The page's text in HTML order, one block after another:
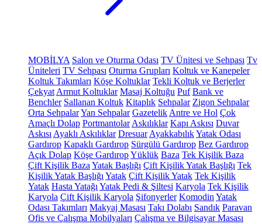
MOBİLYA Salon ve Oturma Odası TV Ünitesi ve Sehpası Tv
Üniteleri TV Sehpası Oturma Grupları Koltuk ve Kanepeler
Koltuk Takımları Köşe Koltuklar Tekli Koltuk ve Berjerler
Çekyat Armut Koltuklar Masaj Koltuğu Puf Bank ve
Benchler Sallanan Koltuk Kitaplık Sehpalar Zigon Sehpalar
Orta SehpalarYan Sehpalar Gazetelik Antre ve Hol Çok
Amaçlı Dolap Portmantolar Askılıklar Kapı Askısı Duvar
Askısı Ayaklı Askılıklar Dresuar AyakkabılıkYatak Odası
Gardırop Kapaklı Gardırop Sürgülü Gardırop Bez Gardırop
Açık Dolap Köşe GardıropYüklük Baza Tek Kişilik Baza
Çift Kişilik Baza Yatak Başlığı Çift Kişilik Yatak Başlığı Tek
Kişilik Yatak Başlığı Yatak Çift Kişilik Yatak Tek Kişilik
Yatak Hasta Yatağı Yatak Pedi & Şiltesi Karyola Tek Kişilik
Karyola Çift Kişilik Karyola Şifonyerler Komodin Yatak
Odası Takımları Makyaj Masası Takı Dolabı Sandık Paravan
Ofis ve Çalışma Mobilyaları Çalışma ve Bilgisayar Masası